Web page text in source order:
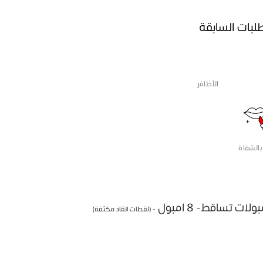
السابقة
الأظافر
تساقط- 8 امبول - (لقطات انقاذ مكثفة)